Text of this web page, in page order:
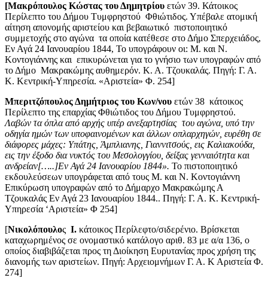
[Μακρόπουλος Κώστας του Δημητρίου ετών 39. Κάτοικος
Περίλεπτο του Δήμου Τυμφρηστού Φθιώτιδος. Υπέβαλε ατομική
αίτηση απονομής αριστείου και βεβαιωτικό πιστοποιητικό
συμμετοχής στο αγώνα τα οποία κατέθεσε στο Δήμο Σπερχειάδος,
Εν Αγά 24 Ιανουαρίου 1844, Το υπογράφουν οι: Μ. και Ν.
Κοντογιάννης και επικυρώνεται για το γνήσιο των υπογραφών από
το Δήμο Μακρακώμης αυθημερόν. Κ. Α. Τζουκαλάς. Πηγή: Γ. Α.
Κ. Κεντρική-Υπηρεσία. «Αριστεία» Φ. 254]
Μπεριτζόπουλος Δημήτριος του Κων/νου ετών 38 κάτοικος
Περίλεπτο της επαρχίας Φθιώτιδος του Δήμου Τυμφρηστού.
Λαβών τα όπλα από αρχής υπέρ ανεξαρτησίας του αγώνα, υπό την
οδηγία ημών των υποφαινομένων και άλλων οπλαρχηγών, ευρέθη σε
διάφορες μάχες: Υπάτης, Άμπλιανης, Γιαννιτσούς, εις Καλιακούδα,
εις την έξοδο δια νυκτός του Μεσολογγίου, δείξας γενναιότητα και
ανδρείαν[…..]Εν Αγά 24 Ιανουαρίου 1844». Το πιστοποιητικό
εκδουλεύσεων υπογράφεται από τους Μ. και Ν. Κοντογιάννη
Επικύρωση υπογραφών από το Δήμαρχο Μακρακώμης Α
Τζουκαλάς Εν Αγά 23 Ιανουαρίου 1844.. Πηγή: Γ. Α. Κ. Κεντρική-
Υπηρεσία ‘Αριστεία» Φ 254]
[Νικολόπουλος Ι. κάτοικος Περίλεφτο/σιδερένιο. Βρίσκεται
καταχωρημένος σε ονομαστικό κατάλογο αριθ. 83 με α/α 136, ο
οποίος διαβιβάζεται προς τη Διοίκηση Ευρυτανίας προς χρήση της
διανομής των αριστείων. Πηγή: Αρχειομνήμων Γ. Α. Κ Αριστεία Φ.
274]